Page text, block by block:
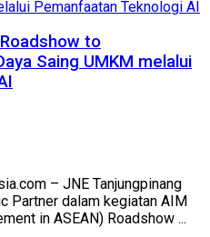
to
Saing UMKM melalui
– JNE Tanjungpinang
Partner dalam kegiatan AIM
in ASEAN) Roadshow ...